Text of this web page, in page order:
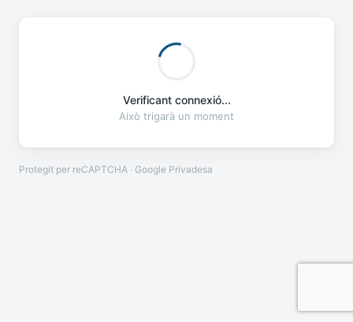
Verificant connexió...
Això trigarà un moment
Protegit per reCAPTCHA · Google Privadesa